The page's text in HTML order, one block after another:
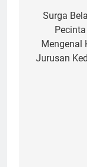
Surga
Mengenal
Jurusan